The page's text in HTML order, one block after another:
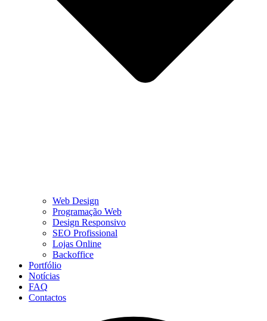
Web Design
Programação Web
Design Responsivo
SEO Profissional
Lojas Online
Backoffice
Portfólio
Notícias
FAQ
Contactos